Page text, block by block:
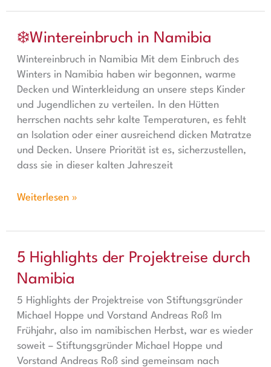
❄️Wintereinbruch in Namibia
Wintereinbruch in Namibia Mit dem Einbruch des
Winters in Namibia haben wir begonnen, warme
Decken und Winterkleidung an unsere steps Kinder
und Jugendlichen zu verteilen. In den Hütten
herrschen nachts sehr kalte Temperaturen, es fehlt
an Isolation oder einer ausreichend dicken Matratze
und Decken. Unsere Priorität ist es, sicherzustellen,
dass sie in dieser kalten Jahreszeit
❄️Wintereinbruch in Namibia
Weiterlesen »
5 Highlights der Projektreise durch
Namibia
5 Highlights der Projektreise von Stiftungsgründer
Michael Hoppe und Vorstand Andreas Roß Im
Frühjahr, also im namibischen Herbst, war es wieder
soweit – Stiftungsgründer Michael Hoppe und
Vorstand Andreas Roß sind gemeinsam nach
5 Highlights der Projektreise durch Namibia